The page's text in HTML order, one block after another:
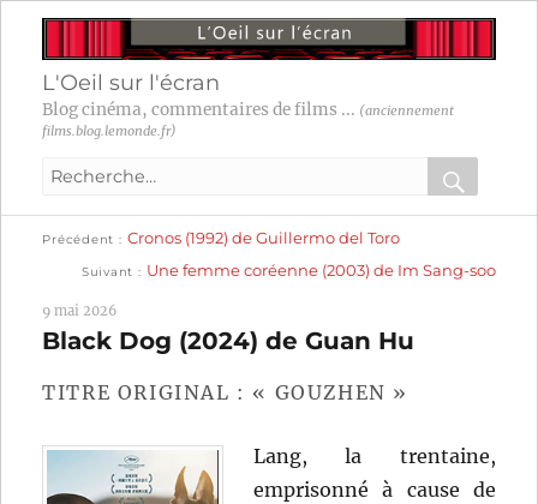
L'Oeil sur l'écran
Blog cinéma, commentaires de films ... (anciennement
films.blog.lemonde.fr)
Recherche
:
OK
Navigation
l’article
Précédent
précédente :
Cronos (1992) de Guillermo del Toro
Suivant
suivante :
Une femme coréenne (2003) de Im Sang-soo
9 mai 2026
Black Dog (2024) de Guan Hu
TITRE ORIGINAL : « GOUZHEN »
Lang, la trentaine,
emprisonné à cause de